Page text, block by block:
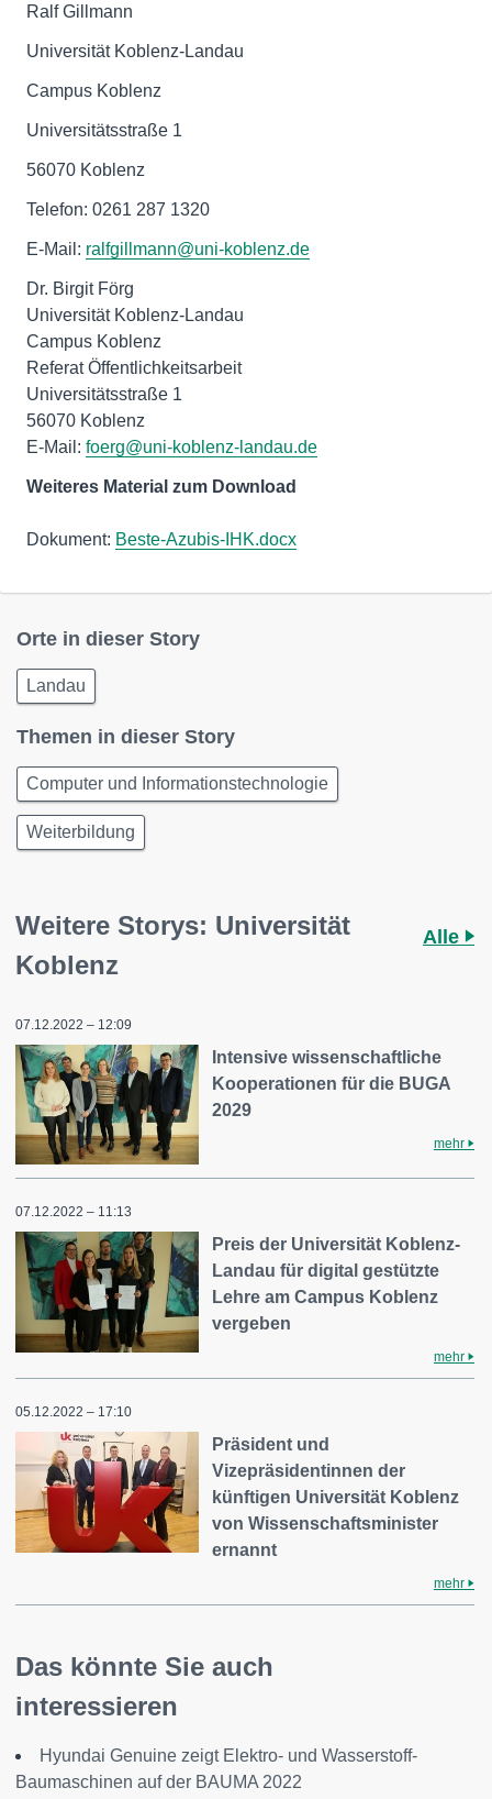
Ralf Gillmann
Universität Koblenz-Landau
Campus Koblenz
Universitätsstraße 1
56070 Koblenz
Telefon: 0261 287 1320
E-Mail: ralfgillmann@uni-koblenz.de
Dr. Birgit Förg
Universität Koblenz-Landau
Campus Koblenz
Referat Öffentlichkeitsarbeit
Universitätsstraße 1
56070 Koblenz
E-Mail: foerg@uni-koblenz-landau.de
Weiteres Material zum Download
Dokument: Beste-Azubis-IHK.docx
Orte in dieser Story
Landau
Themen in dieser Story
Computer und Informationstechnologie
Weiterbildung
Weitere Storys: Universität
Koblenz
Alle
07.12.2022 – 12:09
Intensive wissenschaftliche
Kooperationen für die BUGA
2029
mehr
07.12.2022 – 11:13
Preis der Universität Koblenz-
Landau für digital gestützte
Lehre am Campus Koblenz
vergeben
mehr
05.12.2022 – 17:10
Präsident und
Vizepräsidentinnen der
künftigen Universität Koblenz
von Wissenschaftsminister
ernannt
mehr
Das könnte Sie auch
interessieren
Hyundai Genuine zeigt Elektro- und Wasserstoff-
Baumaschinen auf der BAUMA 2022